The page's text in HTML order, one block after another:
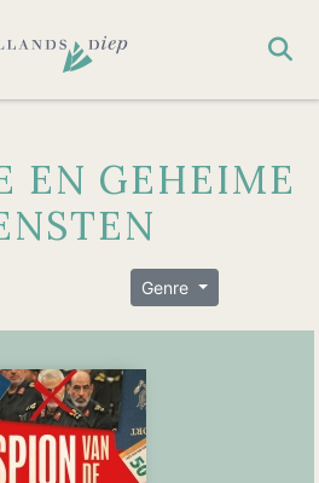
EN GEHEIME
Genre